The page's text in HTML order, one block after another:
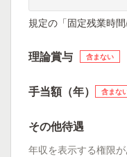
規定の「固定残業時
理論賞与 含まない
手当額（年） 含まな
その他待遇
年収を表示する権限